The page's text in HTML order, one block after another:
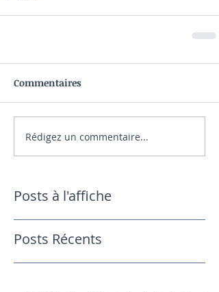
Commentaires
Rédigez un commentaire...
Posts à l'affiche
Posts Récents